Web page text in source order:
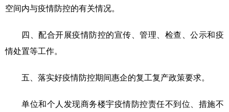
空间内与疫情防控的有关情况。
四、配合开展疫情防控的宣传、管理、检查、公示和疫
情处置等工作。
五、落实好疫情防控期间惠企的复工复产政策要求。
单位和个人发现商务楼宇疫情防控责任不到位、措施不